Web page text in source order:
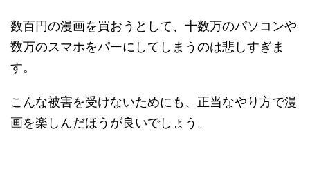
数百円の漫画を買おうとして、十数万のパソコンや
数万のスマホをパーにしてしまうのは悲しすぎま
す。
こんな被害を受けないためにも、正当なやり方で漫
画を楽しんだほうが良いでしょう。